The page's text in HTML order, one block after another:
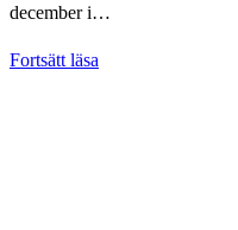
december i…
Fortsätt läsa